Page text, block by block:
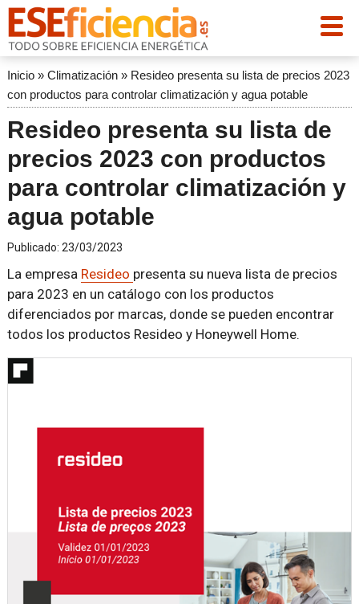
Inicio» Climatización» Resideo presenta su lista de precios 2023
con productos para controlar climatización y agua potable
Resideo presenta su lista de
precios 2023 con productos
para controlar climatización y
agua potable
Publicado: 23/03/2023
La empresa Resideo presenta su nueva lista de precios
para 2023 en un catálogo con los productos
diferenciados por marcas, donde se pueden encontrar
todos los productos Resideo y Honeywell Home.